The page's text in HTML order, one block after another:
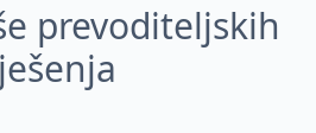
prevoditeljskih